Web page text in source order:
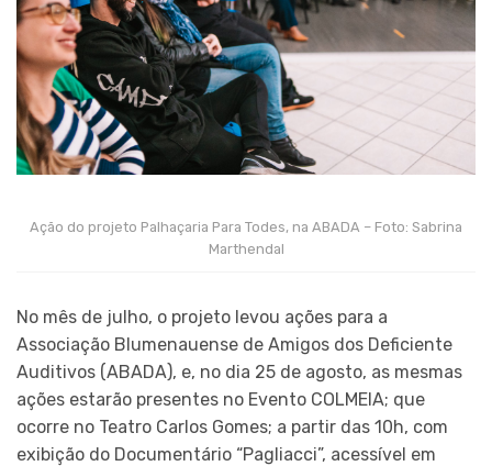
Ação do projeto Palhaçaria Para Todes, na ABADA – Foto: Sabrina
Marthendal
No mês de julho, o projeto levou ações para a
Associação Blumenauense de Amigos dos Deficiente
Auditivos (ABADA), e, no dia 25 de agosto, as mesmas
ações estarão presentes no Evento COLMEIA; que
ocorre no Teatro Carlos Gomes; a partir das 10h, com
exibição do Documentário “Pagliacci”, acessível em